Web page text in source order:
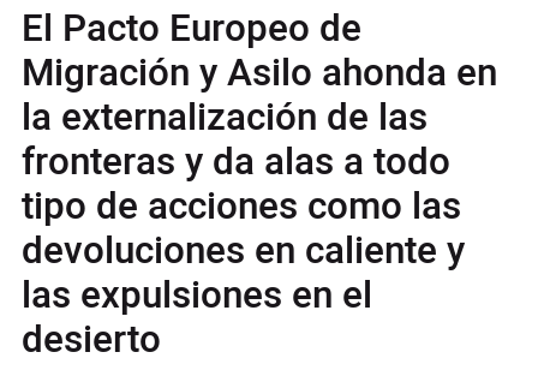
El Pacto Europeo de
Migración y Asilo ahonda en
la externalización de las
fronteras y da alas a todo
tipo de acciones como las
devoluciones en caliente y
las expulsiones en el
desierto